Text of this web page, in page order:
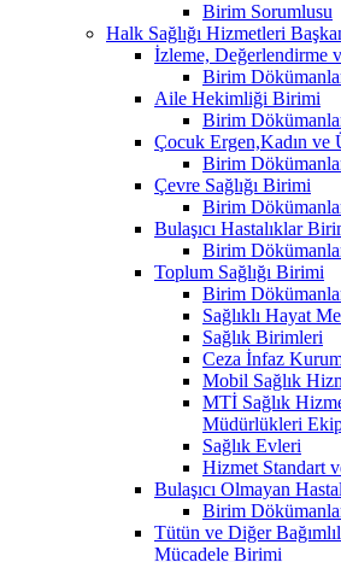
Birim Sorumlusu
Halk Sağlığı Hizmetleri
İzleme, Değerlendirme
Birim
Aile Hekimliği Birimi
Birim
Çocuk Ergen,Kadın ve
Birim
Çevre Sağlığı Birimi
Birim
Bulaşıcı Hastalıklar
Birim
Toplum Sağlığı Birimi
Birim
Sağlıklı Hayat
Sağlık Birimleri
Ceza İnfaz
Mobil Sağlık
MTİ Sağlık
Müdürlükleri
Sağlık Evleri
Hizmet Standart
Bulaşıcı Olmayan
Birim
Tütün ve Diğer
Mücadele Birimi